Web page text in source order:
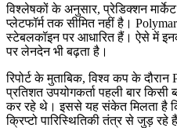
विश्लेषकों के अनुसार, प्रेडिक्शन
प्लेटफॉर्म तक सीमित नहीं है।
स्टेबलकॉइन पर आधारित हैं। ऐसे में
पर लेनदेन भी बढ़ता है।
रिपोर्ट के मुताबिक, विश्व कप के
प्रतिशत उपयोगकर्ता पहली बार
कर रहे थे। इससे यह संकेत मिलता है
क्रिप्टो पारिस्थितिकी तंत्र से जुड़ रहे